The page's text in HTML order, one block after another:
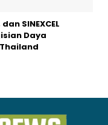
SINEXCEL
Daya